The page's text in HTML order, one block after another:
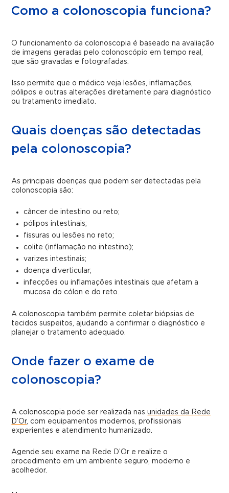
Como a colonoscopia funciona?
O funcionamento da colonoscopia é baseado na avaliação
de imagens geradas pelo colonoscópio em tempo real,
que são gravadas e fotografadas.
Isso permite que o médico veja lesões, inflamações,
pólipos e outras alterações diretamente para diagnóstico
ou tratamento imediato.
Quais doenças são detectadas
pela colonoscopia?
As principais doenças que podem ser detectadas pela
colonoscopia são:
câncer de intestino ou reto;
pólipos intestinais;
fissuras ou lesões no reto;
colite (inflamação no intestino);
varizes intestinais;
doença diverticular;
infecções ou inflamações intestinais que afetam a
mucosa do cólon e do reto.
A colonoscopia também permite coletar biópsias de
tecidos suspeitos, ajudando a confirmar o diagnóstico e
planejar o tratamento adequado.
Onde fazer o exame de
colonoscopia?
A colonoscopia pode ser realizada nasunidades da Rede
D’Or, com equipamentos modernos, profissionais
experientes e atendimento humanizado.
Agende seu exame na Rede D’Or e realize o
procedimento em um ambiente seguro, moderno e
acolhedor.